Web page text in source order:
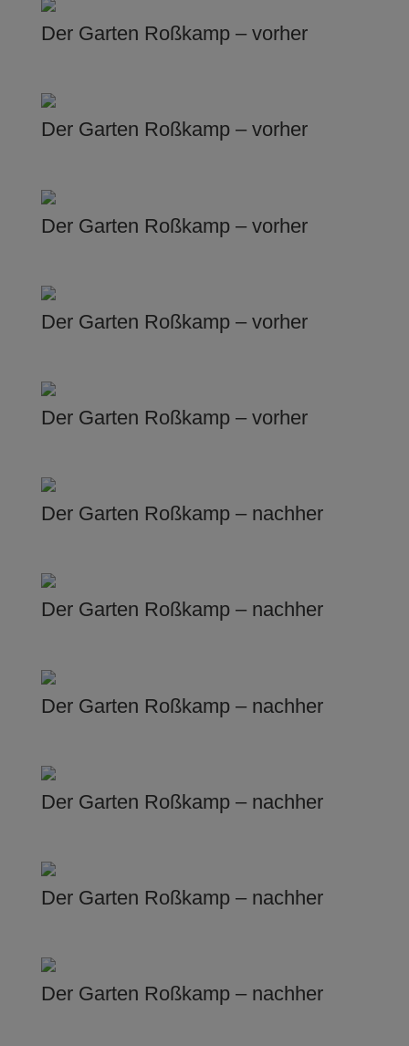
Der Garten Roßkamp – vorher
Der Garten Roßkamp – vorher
Der Garten Roßkamp – vorher
Der Garten Roßkamp – vorher
Der Garten Roßkamp – vorher
Der Garten Roßkamp – nachher
Der Garten Roßkamp – nachher
Der Garten Roßkamp – nachher
Der Garten Roßkamp – nachher
Der Garten Roßkamp – nachher
Der Garten Roßkamp – nachher